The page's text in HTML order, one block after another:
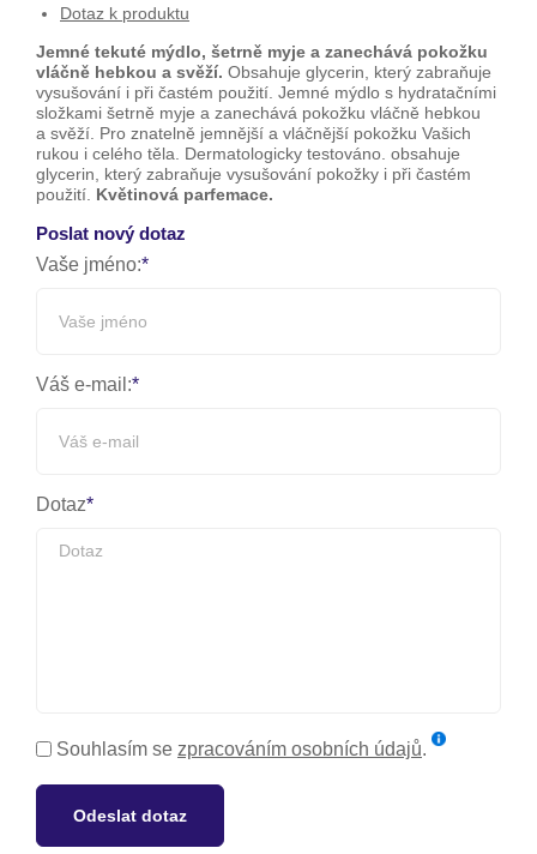
Dotaz k produktu
Jemné tekuté mýdlo, šetrně myje a zanechává pokožku
vláčně hebkou a svěží. Obsahuje glycerin, který zabraňuje
vysušování i při častém použití. Jemné mýdlo s hydratačními
složkami šetrně myje a zanechává pokožku vláčně hebkou
a svěží. Pro znatelně jemnější a vláčnější pokožku Vašich
rukou i celého těla. Dermatologicky testováno. obsahuje
glycerin, který zabraňuje vysušování pokožky i při častém
použití. Květinová parfemace.
Poslat nový dotaz
Vaše jméno:
Váš e-mail:
Dotaz
Souhlasím se zpracováním osobních údajů.
Odeslat dotaz